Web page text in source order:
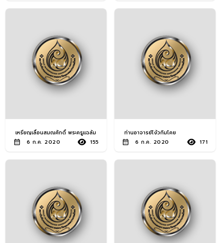
พระพุทธรูปพระบูชา
483
นิยม
พระรูปหล่อ ยอดนิยม
306
เหรียญหล่อ ทั่วไป
274
เหรียญพระพุทธ ทั่วไป
232
อื่นๆ
112
เหรียญหล่อ ยอดนิยม
100
พระชัยวัฒน์ ทั่วไป
71
เหรียญเลื่อนสมณศักดิ์ พระครูแฉล้ม
6 ก.ค. 2020
155
ท่านอาจารย์โง้วกิมโคย
6 ก.ค. 2020
171